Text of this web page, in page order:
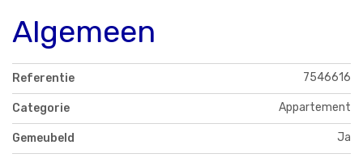
Algemeen
Referentie 7546616
Categorie Appartement
Gemeubeld Ja